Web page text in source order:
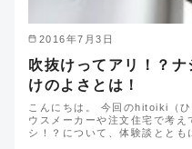
2016年7月3日
吹抜けってアリ！？
けのよさとは！
こんにちは。 今回のhitoiki（
ウスメーカーや注文住宅で考
シ！？について、体験談とと